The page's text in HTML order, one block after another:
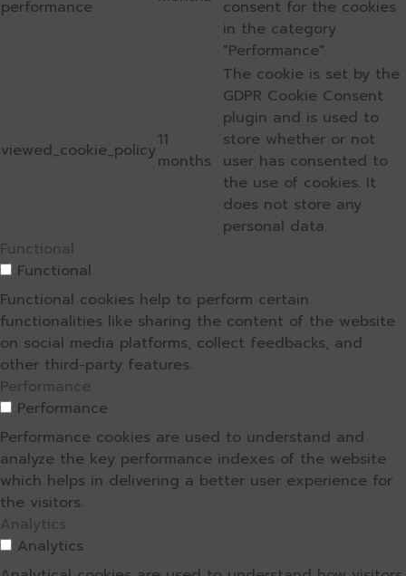
performance
consent for the cookies
in the category
"Performance".
viewed_cookie_policy11
months
The cookie is set by the
GDPR Cookie Consent
plugin and is used to
store whether or not
user has consented to
the use of cookies. It
does not store any
personal data.
Functional
Functional
Functional cookies help to perform certain
functionalities like sharing the content of the website
on social media platforms, collect feedbacks, and
other third-party features.
Performance
Performance
Performance cookies are used to understand and
analyze the key performance indexes of the website
which helps in delivering a better user experience for
the visitors.
Analytics
Analytics